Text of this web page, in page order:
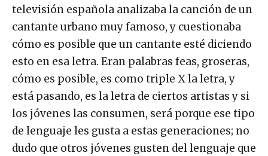
televisión española analizaba la canción de un
cantante urbano muy famoso, y cuestionaba
cómo es posible que un cantante esté diciendo
esto en esa letra. Eran palabras feas, groseras,
cómo es posible, es como triple X la letra, y
está pasando, es la letra de ciertos artistas y si
los jóvenes las consumen, será porque ese tipo
de lenguaje les gusta a estas generaciones; no
dudo que otros jóvenes gusten del lenguaje que